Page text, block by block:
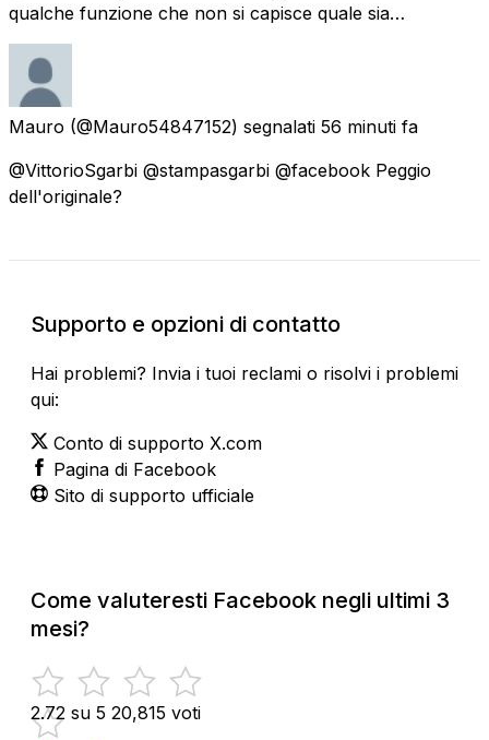
qualche funzione che non si capisce quale sia…
Mauro (@Mauro54847152) segnalati 56 minuti fa
@VittorioSgarbi @stampasgarbi @facebook Peggio
dell'originale?
Supporto e opzioni di contatto
Hai problemi? Invia i tuoi reclami o risolvi i problemi
qui:
Conto di supporto X.com
Pagina di Facebook
Sito di supporto ufficiale
Come valuteresti Facebook negli ultimi 3
mesi?
2.72 su 5 20,815 voti